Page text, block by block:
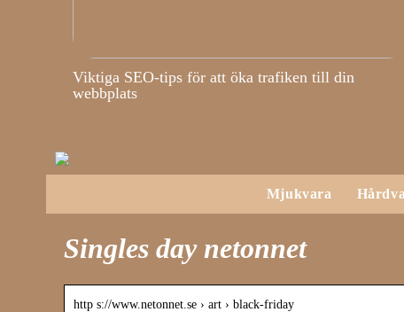
Viktiga SEO-tips för att öka trafiken till din
webbplats
Mjukvara
Singles day netonnet
http s://www.netonnet.se › art › black-friday